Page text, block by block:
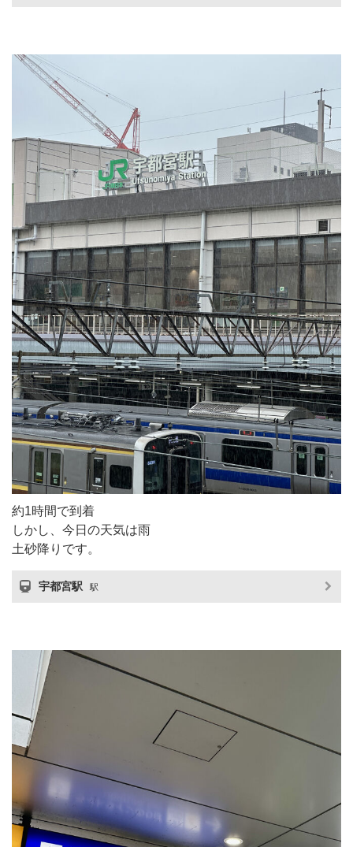
約1時間で到着
しかし、今日の天気は雨
土砂降りです。
宇都宮駅 駅